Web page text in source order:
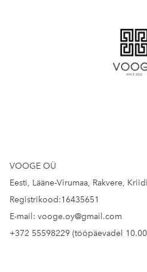
VOOGE OÜ
Eesti, Lääne-Virumaa, Rakvere,
Registrikood:16435651
E-mail: vooge.oy@gmail.com
+372 55598229 (tööpäevadel